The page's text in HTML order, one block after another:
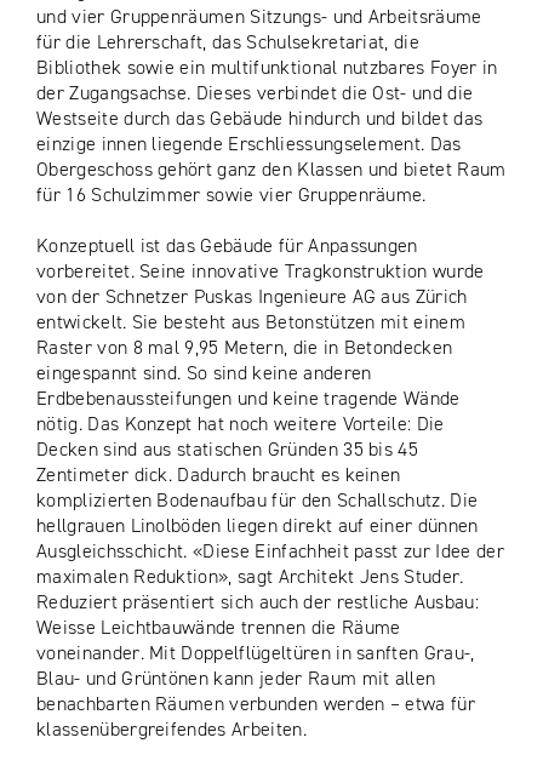
und vier Gruppenräumen Sitzungs- und Arbeitsräume
für die Lehrerschaft, das Schulsekretariat, die
Bibliothek sowie ein multifunktional nutzbares Foyer in
der Zugangsachse. Dieses verbindet die Ost- und die
Westseite durch das Gebäude hindurch und bildet das
einzige innen liegende Erschliessungselement. Das
Obergeschoss gehört ganz den Klassen und bietet Raum
für 16 Schulzimmer sowie vier Gruppenräume.
Konzeptuell ist das Gebäude für Anpassungen
vorbereitet. Seine innovative Tragkonstruktion wurde
von der Schnetzer Puskas Ingenieure AG aus Zürich
entwickelt. Sie besteht aus Betonstützen mit einem
Raster von 8 mal 9,95 Metern, die in Betondecken
eingespannt sind. So sind keine anderen
Erdbebenaussteifungen und keine tragende Wände
nötig. Das Konzept hat noch weitere Vorteile: Die
Decken sind aus statischen Gründen 35 bis 45
Zentimeter dick. Dadurch braucht es keinen
komplizierten Bodenaufbau für den Schallschutz. Die
hellgrauen Linolböden liegen direkt auf einer dünnen
Ausgleichsschicht. «Diese Einfachheit passt zur Idee der
maximalen Reduktion», sagt Architekt Jens Studer.
Reduziert präsentiert sich auch der restliche Ausbau:
Weisse Leichtbauwände trennen die Räume
voneinander. Mit Doppelflügeltüren in sanften Grau-,
Blau- und Grüntönen kann jeder Raum mit allen
benachbarten Räumen verbunden werden – etwa für
klassenübergreifendes Arbeiten.